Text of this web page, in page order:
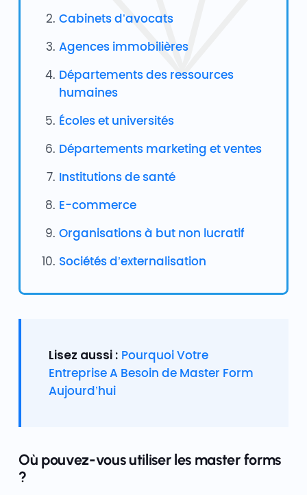
Cabinets d’avocats
Agences immobilières
Départements des ressources
humaines
Écoles et universités
Départements marketing et ventes
Institutions de santé
E-commerce
Organisations à but non lucratif
Sociétés d’externalisation
Lisez aussi : Pourquoi Votre
Entreprise A Besoin de Master Form
Aujourd’hui
Où pouvez-vous utiliser les master forms
?